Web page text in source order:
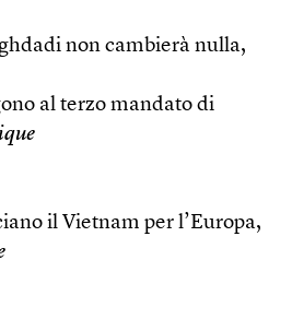
non cambierà nulla,
al terzo mandato di
il Vietnam per l’Europa,